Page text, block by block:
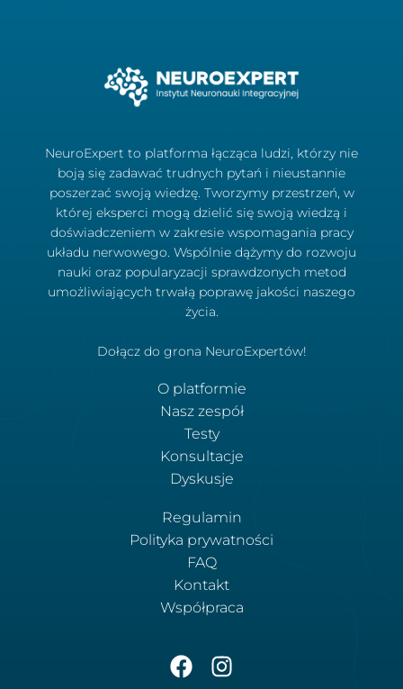
NeuroExpert to platforma łącząca ludzi, którzy nie
boją się zadawać trudnych pytań i nieustannie
poszerzać swoją wiedzę. Tworzymy przestrzeń, w
której eksperci mogą dzielić się swoją wiedzą i
doświadczeniem w zakresie wspomagania pracy
układu nerwowego. Wspólnie dążymy do rozwoju
nauki oraz popularyzacji sprawdzonych metod
umożliwiających trwałą poprawę jakości naszego
życia.
Dołącz do grona NeuroExpertów!
O platformie
Nasz zespół
Testy
Konsultacje
Dyskusje
Regulamin
Polityka prywatności
FAQ
Kontakt
Współpraca